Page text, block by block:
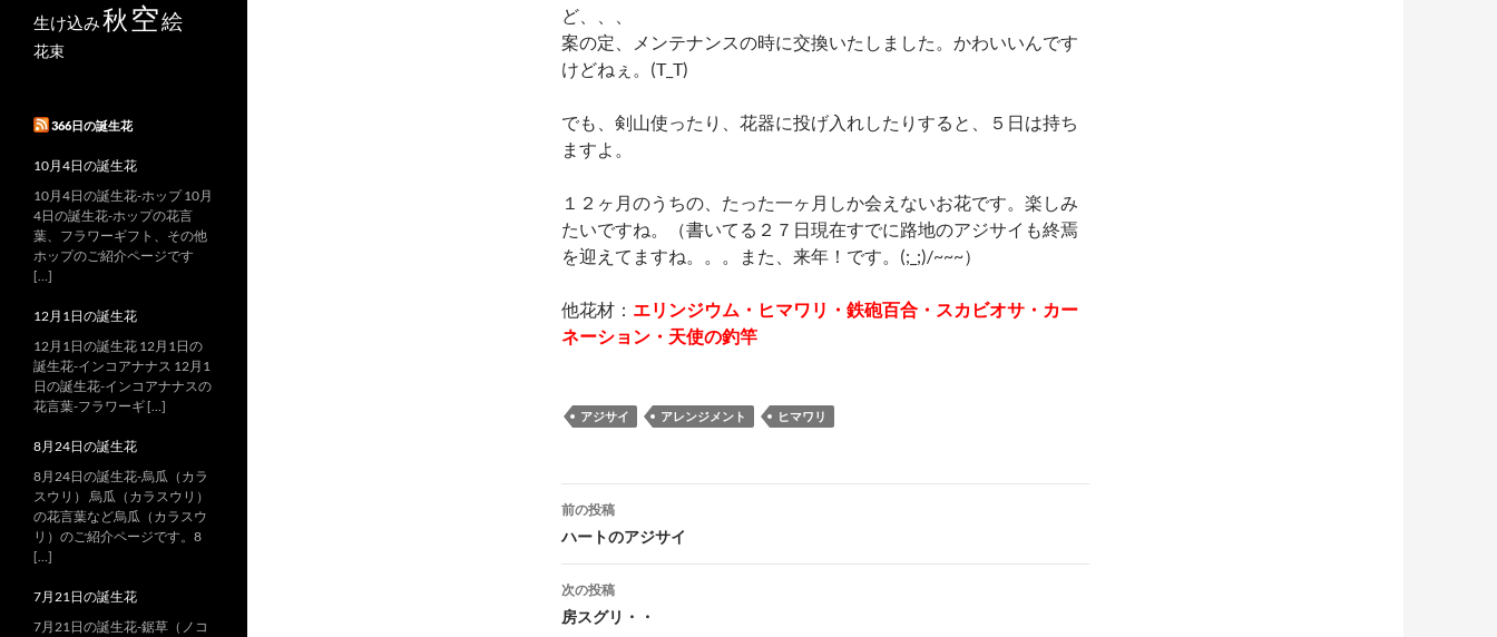
ど、、、
案の定、メンテナンスの時に交換いたしました。かわいいんです
けどねぇ。(T_T)
でも、剣山使ったり、花器に投げ入れしたりすると、５日は持ち
ますよ。
１２ヶ月のうちの、たった一ヶ月しか会えないお花です。楽しみ
たいですね。（書いてる２７日現在すでに路地のアジサイも終焉
を迎えてますね。。。また、来年！です。(;_;)/~~~）
他花材： エリンジウム・ヒマワリ・鉄砲百合・スカビオサ・カー
ネーション・天使の釣竿
アジサイ アレンジメント ヒマワリ
投
稿
ナ
ビ
前の投稿
ハートのアジサイ
次の投稿
房スグリ・・
生け込み秋 空絵
花束
366日の誕生花
10月4日の誕生花
10月4日の誕生花-ホップ 10月
4日の誕生花-ホップの花言
葉、フラワーギフト、その他
ホップのご紹介ページです
[…]
12月1日の誕生花
12月1日の誕生花 12月1日の
誕生花-インコアナナス 12月1
日の誕生花-インコアナナスの
花言葉-フラワーギ […]
8月24日の誕生花
8月24日の誕生花-烏瓜（カラ
スウリ） 烏瓜（カラスウリ）
の花言葉など烏瓜（カラスウ
リ）のご紹介ページです。8
[…]
7月21日の誕生花
7月21日の誕生花-鋸草（ノコ